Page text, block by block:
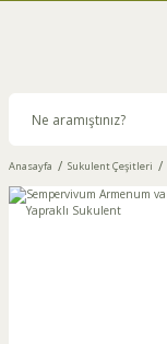
Anasayfa Sukulent Çeşitleri